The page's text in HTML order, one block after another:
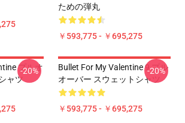
ための弾丸
￥593,775 - ￥695,275
プルオ
ャツ
-20%
Bullet For My Valentine 9 プル
オーバー スウェットシャツ
￥593,775 - ￥695,275
-20%